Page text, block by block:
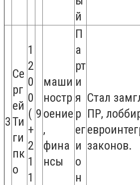
й
3
Се
рг
ей
Ти
ги
пк
о
1
2
0
0
(
+
2
1
1
9
маши
ностр
оение
,
фина
нсы
П
а
рт
и
я
р
ег
и
о
н
Стал
ПР,
законов.